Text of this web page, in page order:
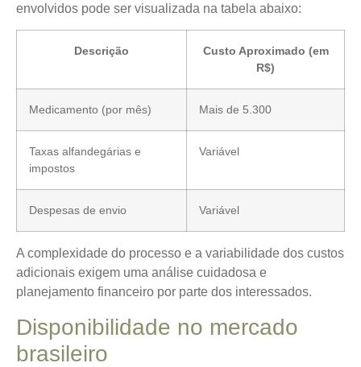
envolvidos pode ser visualizada na tabela abaixo:
Descrição
Custo Aproximado (em
R$)
Medicamento (por mês) Mais de 5.300
Taxas alfandegárias e
impostos
Variável
Despesas de envio Variável
A complexidade do processo e a variabilidade dos custos
adicionais exigem uma análise cuidadosa e
planejamento financeiro por parte dos interessados.
Disponibilidade no mercado
brasileiro